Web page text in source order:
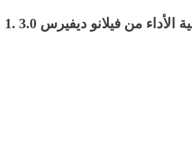
الأداء من فيلانو ديفيرس 3.0